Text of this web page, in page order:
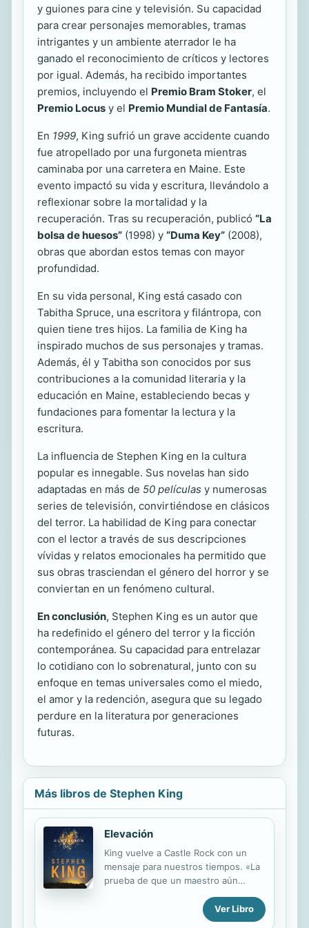
y guiones para cine y televisión. Su capacidad
para crear personajes memorables, tramas
intrigantes y un ambiente aterrador le ha
ganado el reconocimiento de críticos y lectores
por igual. Además, ha recibido importantes
premios, incluyendo el Premio Bram Stoker, el
Premio Locus y el Premio Mundial de Fantasía.
En 1999, King sufrió un grave accidente cuando
fue atropellado por una furgoneta mientras
caminaba por una carretera en Maine. Este
evento impactó su vida y escritura, llevándolo a
reflexionar sobre la mortalidad y la
recuperación. Tras su recuperación, publicó “La
bolsa de huesos” (1998) y “Duma Key” (2008),
obras que abordan estos temas con mayor
profundidad.
En su vida personal, King está casado con
Tabitha Spruce, una escritora y filántropa, con
quien tiene tres hijos. La familia de King ha
inspirado muchos de sus personajes y tramas.
Además, él y Tabitha son conocidos por sus
contribuciones a la comunidad literaria y la
educación en Maine, estableciendo becas y
fundaciones para fomentar la lectura y la
escritura.
La influencia de Stephen King en la cultura
popular es innegable. Sus novelas han sido
adaptadas en más de 50 películas y numerosas
series de televisión, convirtiéndose en clásicos
del terror. La habilidad de King para conectar
con el lector a través de sus descripciones
vívidas y relatos emocionales ha permitido que
sus obras trasciendan el género del horror y se
conviertan en un fenómeno cultural.
En conclusión, Stephen King es un autor que
ha redefinido el género del terror y la ficción
contemporánea. Su capacidad para entrelazar
lo cotidiano con lo sobrenatural, junto con su
enfoque en temas universales como el miedo,
el amor y la redención, asegura que su legado
perdure en la literatura por generaciones
futuras.
Más libros de Stephen King
Elevación
King vuelve a Castle Rock con un
mensaje para nuestros tiempos. «La
prueba de que un maestro aún
Today El cuerpo de Scott Carey sufre
un extraño fenómeno: pierde peso
Ver Libro